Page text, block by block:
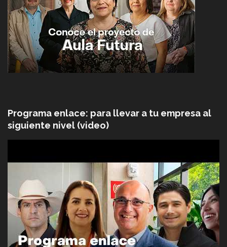
Programa enlace: para llevar a tu empresa al
siguiente nivel (video)